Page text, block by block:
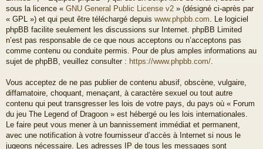
sous la licence « GNU General Public License v2 » (désigné ci-après par
« GPL ») et qui peut être téléchargé depuis www.phpbb.com . Le logiciel
phpBB facilite seulement les discussions sur Internet. phpBB Limited
n’est pas responsable de ce que nous acceptons ou n’acceptons pas
comme contenu ou conduite permis. Pour de plus amples informations au
sujet de phpBB, veuillez consulter : https://www.phpbb.com/
Vous acceptez de ne pas publier de contenu abusif, obscène, vulgaire,
diffamatoire, choquant, menaçant, à caractère sexuel ou tout autre
contenu qui peut transgresser les lois de votre pays, du pays où « Forum
du jeu The Legend of Dragoon » est hébergé ou les lois internationales.
Le faire peut vous mener à un bannissement immédiat et permanent,
avec une notification à votre fournisseur d’accès à Internet si nous le
jugeons nécessaire. Les adresses IP de tous les messages sont